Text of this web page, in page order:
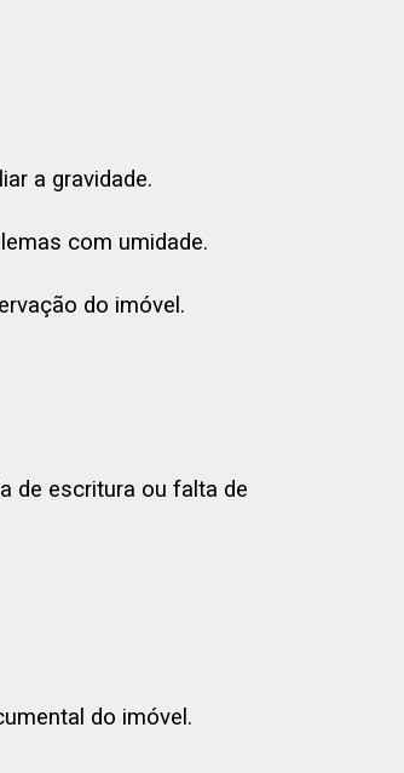
a gravidade.
com umidade.
do imóvel.
de escritura ou falta de
do imóvel.